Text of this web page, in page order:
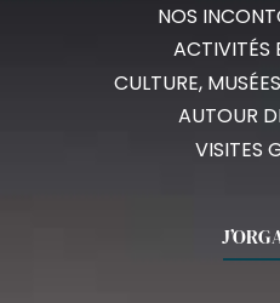
NOS
ACTIVITÉS
CULTURE,
AUTOUR
VISITES